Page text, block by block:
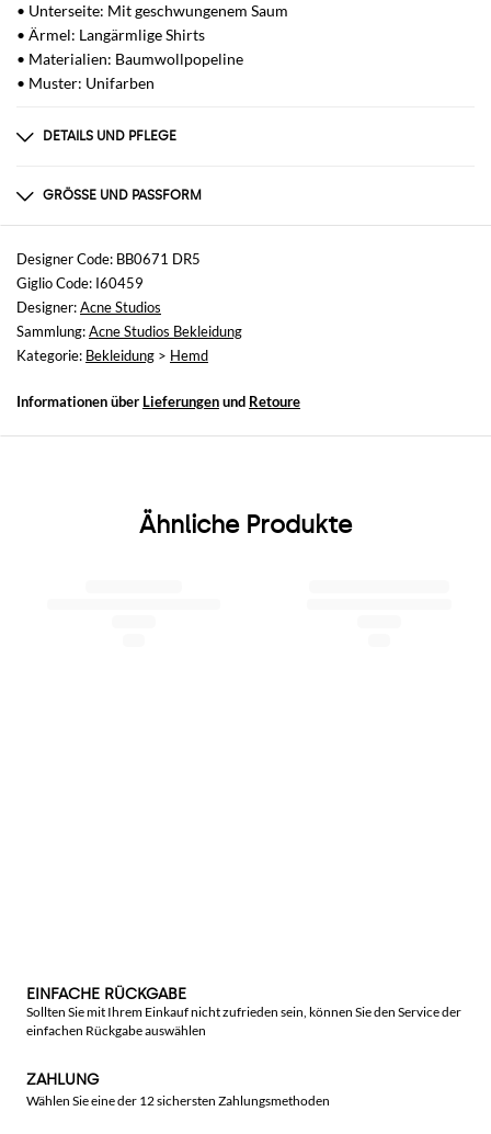
• Unterseite: Mit geschwungenem Saum
• Ärmel: Langärmlige Shirts
• Materialien: Baumwollpopeline
• Muster: Unifarben
DETAILS UND PFLEGE
nicht verfügbar
GRÖSSE UND PASSFORM
Größen
nicht verfügbar
Größe und Passform
Relaxed-Fit
Designer Code: BB0671 DR5
Giglio Code: I60459
Designer:Acne Studios
Sammlung:Acne Studios Bekleidung
Kategorie: Bekleidung > Hemd
Informationen über Lieferungenund Retoure
Ähnliche Produkte
EINFACHE RÜCKGABE
Sollten Sie mit Ihrem Einkauf nicht zufrieden sein, können Sie den Service der
einfachen Rückgabe auswählen
ZAHLUNG
Wählen Sie eine der 12 sichersten Zahlungsmethoden